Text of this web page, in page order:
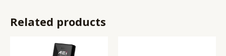
Related products